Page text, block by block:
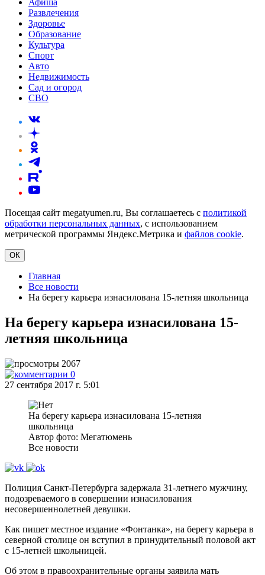
Афиша
Развлечения
Здоровье
Образование
Культура
Спорт
Авто
Недвижимость
Сад и огород
СВО
Посещая сайт megatyumen.ru, Вы соглашаетесь с политикой
обработки персональных данных, с использованием
метрической программы Яндекс.Метрика и файлов cookie.
ОК
Главная
Все новости
На берегу карьера изнасилована 15-летняя школьница
На берегу карьера изнасилована 15-
летняя школьница
2067
0
27 сентября 2017 г. 5:01
На берегу карьера изнасилована 15-летняя
школьница
Автор фото: Мегатюмень
Все новости
Полиция Санкт-Петербурга задержала 31-летнего мужчину,
подозреваемого в совершении изнасилования
несовершеннолетней девушки.
Как пишет местное издание «Фонтанка», на берегу карьера в
северной столице он вступил в принудительный половой акт
с 15-летней школьницей.
Об этом в правоохранительные органы заявила мать